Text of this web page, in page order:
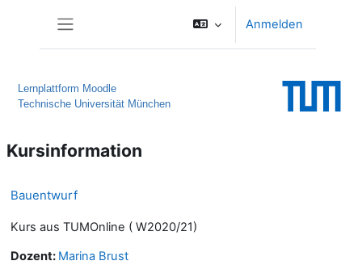
Anmelden
Lernplattform Moodle
Technische Universität München
Kursinformation
Bauentwurf
Kurs aus TUMOnline ( W2020/21)
Dozent: Marina Brust